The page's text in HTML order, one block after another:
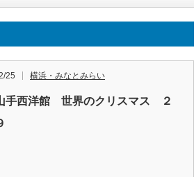
25 横浜・みなとみらい
手西洋館 世界のクリスマス ２